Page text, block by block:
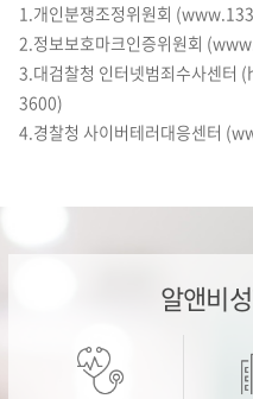
1.개인분쟁조정위원회
2.정보보호마크인증위원회
3.대검찰청 인터넷범죄수사센
3600)
4.경찰청 사이버테러대응센터
알앤비